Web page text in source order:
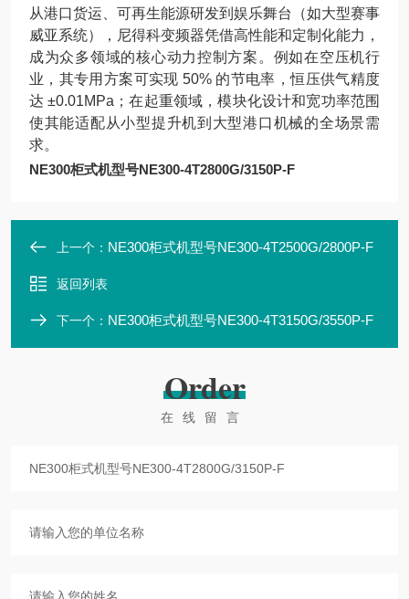
从港口货运、可再生能源研发到娱乐舞台（如大型赛事
威亚系统），尼得科变频器凭借高性能和定制化能力，
成为众多领域的核心动力控制方案。例如在空压机行
业，其专用方案可实现 50% 的节电率，恒压供气精度
达 ±0.01MPa；在起重领域，模块化设计和宽功率范围
使其能适配从小型提升机到大型港口机械的全场景需
求。
NE300柜式机型号NE300-4T2800G/3150P-F
上一个： NE300柜式机型号NE300-4T2500G/2800P-F
返回列表
下一个： NE300柜式机型号NE300-4T3150G/3550P-F
Order
在线留言